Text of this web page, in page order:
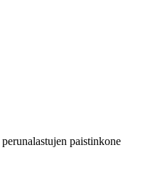
paistinkone